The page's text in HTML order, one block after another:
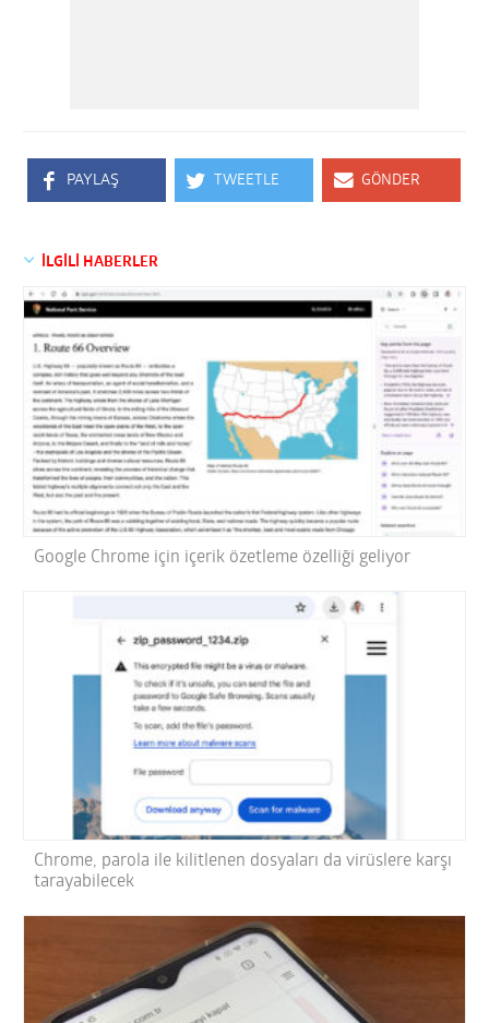
PAYLAŞ TWEETLE GÖNDER
İLGİLİ HABERLER
Google Chrome için içerik özetleme özelliği geliyor
Chrome, parola ile kilitlenen dosyaları da virüslere karşı
tarayabilecek